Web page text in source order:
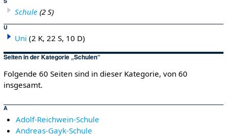
Schule (2 S)
U
Uni (2 K, 22 S, 10 D)
Seiten in der Kategorie „Schulen“
Folgende 60 Seiten sind in dieser Kategorie, von 60
insgesamt.
A
Adolf-Reichwein-Schule
Andreas-Gayk-Schule